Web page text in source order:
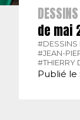
de mai
#DESSINS
#JEAN-
#THIERRY
Publié le